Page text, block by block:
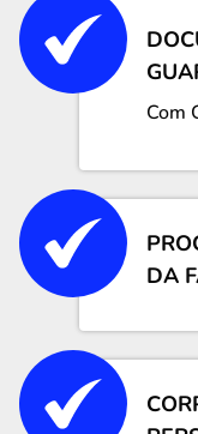
Com
DA